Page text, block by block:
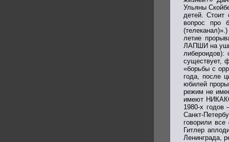
Ульяны
детей. Стоит
вопрос про
летие
ЛАПШИ на уши
либероидов):
существует,
«борьбы с
года, после
юбилей
режим не
имеют
1980-х
Санкт-
говорили
Гитлер
Ленинграда,